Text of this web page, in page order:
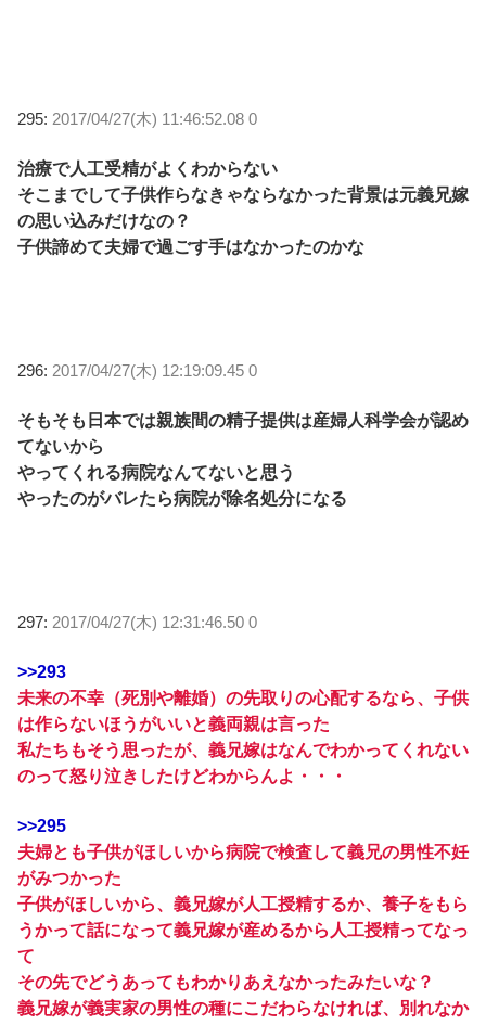
295: 2017/04/27(木) 11:46:52.08 0
治療で人工受精がよくわからない
そこまでして子供作らなきゃならなかった背景は元義兄嫁
の思い込みだけなの？
子供諦めて夫婦で過ごす手はなかったのかな
296: 2017/04/27(木) 12:19:09.45 0
そもそも日本では親族間の精子提供は産婦人科学会が認め
てないから
やってくれる病院なんてないと思う
やったのがバレたら病院が除名処分になる
297: 2017/04/27(木) 12:31:46.50 0
>>293
未来の不幸（死別や離婚）の先取りの心配するなら、子供
は作らないほうがいいと義両親は言った
私たちもそう思ったが、義兄嫁はなんでわかってくれない
のって怒り泣きしたけどわからんよ・・・
>>295
夫婦とも子供がほしいから病院で検査して義兄の男性不妊
がみつかった
子供がほしいから、義兄嫁が人工授精するか、養子をもら
うかって話になって義兄嫁が産めるから人工授精ってなっ
て
その先でどうあってもわかりあえなかったみたいな？
義兄嫁が義実家の男性の種にこだわらなければ、別れなか